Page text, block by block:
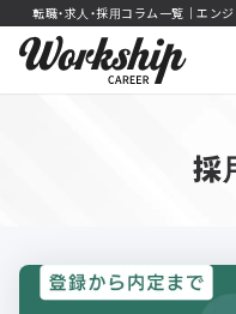
転職・求人・採用コラム一覧｜エン
採